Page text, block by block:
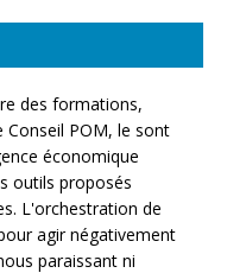
des formations,
POM, le sont
économique
outils proposés
L'orchestration de
agir négativement
paraissant ni